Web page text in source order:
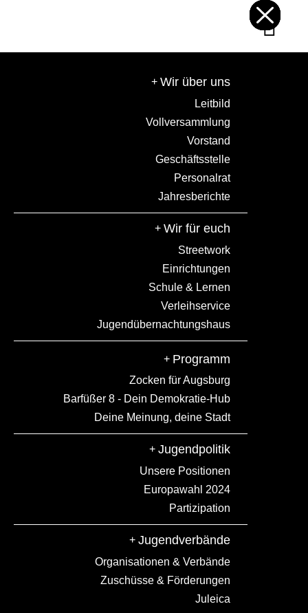
Wir über uns
Leitbild
Vollversammlung
Vorstand
Geschäftsstelle
Personalrat
Jahresberichte
Wir für euch
Streetwork
Einrichtungen
Schule & Lernen
Verleihservice
Jugendübernachtungshaus
Programm
Zocken für Augsburg
Barfüßer 8 - Dein Demokratie-Hub
Deine Meinung, deine Stadt
Jugendpolitik
Unsere Positionen
Europawahl 2024
Partizipation
Jugendverbände
Organisationen & Verbände
Zuschüsse & Förderungen
Juleica
Öffnungszeiten
Mo-Do: 9-16 Uhr
Fr: 9-13 Uhr
Wir auf Social media
Ansprechperson finden
Datenschutz
Cookie-Einstellungen @ 2026 sjr Augsburg
Screendesign: